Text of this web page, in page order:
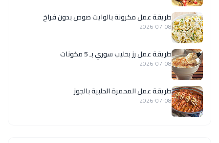
طريقة عمل مكرونة بالوايت صوص بدون فراخ
2026-07-08
طريقة عمل رز بحليب سوري بـ 5 مكونات
2026-07-08
طريقة عمل المحمرة الحلبية بالجوز
2026-07-08